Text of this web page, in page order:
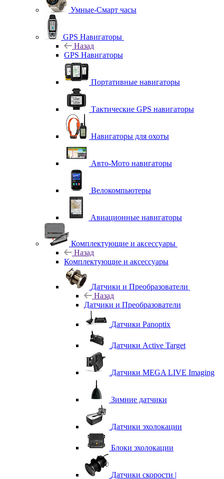
Умные-Смарт часы
GPS Навигаторы
Назад
GPS Навигаторы
Портативные навигаторы
Тактические GPS навигаторы
Навигаторы для охоты
Авто-Мото навигаторы
Велокомпьютеры
Авиационные навигаторы
Комплектующие и аксессуары
Назад
Комплектующие и аксессуары
Датчики и Преобразователи
Назад
Датчики и Преобразователи
Датчики Panoptix
Датчики Active Target
Датчики MEGA LIVE Imaging
Зимние датчики
Датчики эхолокации
Блоки эхолокации
Датчики скорости |